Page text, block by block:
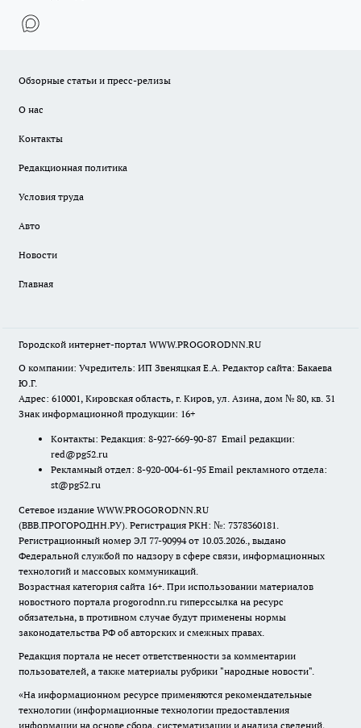
Обзорные статьи и пресс-релизы
О нас
Контакты
Редакционная политика
Условия труда
Авто
Новости
Главная
Городской интернет-портал WWW.PROGORODNN.RU
О компании: Учредитель: ИП Звеняцкая Е.А. Редактор сайта: Бакаева
Ю.Г.
Адрес: 610001, Кировская область, г. Киров, ул. Азина, дом № 80, кв. 31
Знак информационной продукции: 16+
Контакты: Редакция: 8-927-669-90-87 Email редакции:
red@pg52.ru
Рекламный отдел: 8-920-004-61-95 Email рекламного отдела:
st@pg52.ru
Сетевое издание WWW.PROGORODNN.RU
(ВВВ.ПРОГОРОДНН.РУ). Регистрация РКН: №: 7378360181.
Регистрационный номер ЭЛ 77-90994 от 10.03.2026., выдано
Федеральной службой по надзору в сфере связи, информационных
технологий и массовых коммуникаций.
Возрастная категория сайта 16+. При использовании материалов
новостного портала progorodnn.ru гиперссылка на ресурс
обязательна, в противном случае будут применены нормы
законодательства РФ об авторских и смежных правах.
Редакция портала не несет ответственности за комментарии
пользователей, а также материалы рубрики "народные новости".
«На информационном ресурсе применяются рекомендательные
технологии (информационные технологии предоставления
информации на основе сбора, систематизации и анализа сведений,